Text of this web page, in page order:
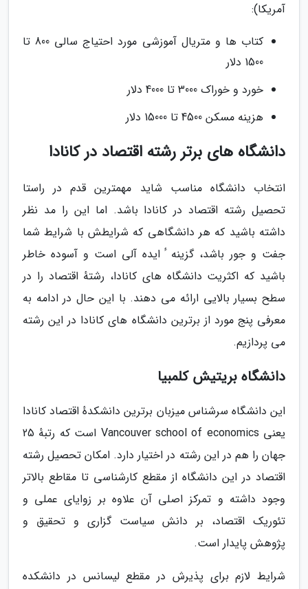
آمریکا):
کتاب ها و متریال آموزشی مورد احتیاج سالی 800 تا
1500 دلار
خورد و خوراک 3000 تا 4000 دلار
هزینه مسکن 4500 تا 15000 دلار
دانشگاه های برتر رشته اقتصاد در کانادا
انتخاب دانشگاه مناسب شاید مهمترین قدم در راستا
تحصیل رشته اقتصاد در کانادا باشد. اما این را مد نظر
داشته باشید که هر دانشگاهی که شرایطش با شرایط شما
جفت و جور باشد، گزینه ٔ ایده آلی است و آسوده خاطر
باشید که اکثریت دانشگاه های کانادا، رشتهٔ اقتصاد را در
سطح بسیار بالایی ارائه می دهند. با این حال در ادامه به
معرفی پنج مورد از برترین دانشگاه های کانادا در این رشته
می پردازیم.
دانشگاه بریتیش کلمبیا
این دانشگاه سرشناس میزبان برترین دانشکدهٔ اقتصاد کانادا
یعنی Vancouver school of economics است که رتبهٔ 25
جهان را هم در این رشته در اختیار دارد. امکان تحصیل رشته
اقتصاد در این دانشگاه از مقطع کارشناسی تا مقاطع بالاتر
وجود داشته و تمرکز اصلی آن علاوه بر زوایای عملی و
تئوریک اقتصاد، بر دانش سیاست گزاری و تحقیق و
پژوهش پایدار است.
شرایط لازم برای پذیرش در مقطع لیسانس در دانشکده